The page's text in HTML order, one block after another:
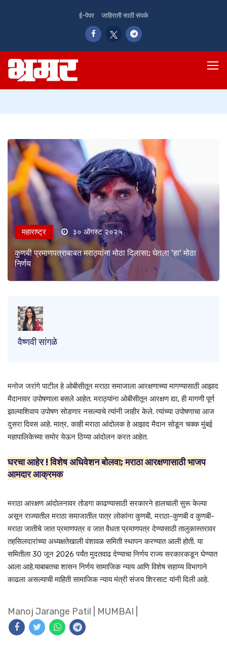
ई-पेपर जाहिराती साठी संपर्क
महाराष्ट्र ३० ऑगस्ट २०२५
कुणबी प्रमाणपत्राबाबत मराठ्यांना मोठा दिलासा; घेतला 'हा' मोठा
निर्णय
वैष्णवी सांगळे
मनोज जरांगे पाटील हे ओबीसीतून मराठा समाजाला आरक्षणाच्या मागण्यासाठी आझाद
मैदानावर उपोषणाला बसले आहेत. मराठ्यांना ओबीसीतून आरक्षण द्या, ही मागणी पूर्ण
झाल्याशिवाय उपोषण सोडणार नसल्याचे त्यांनी जाहीर केले. त्यांच्या उपोषणाचा आज
दुसरा दिवस आहे. मात्र, काही मराठा आंदोलक हे आझाद मैदान सोडून चक्क मुंबई
महापालिकेच्या समोर येऊन ठिय्या आंदोलन करत आहेत.
घरचा आहेर ! विशेष अधिवेशन बोलवा; मराठा आरक्षणासाठी भाजप
आमदार आक्रमक
मराठा आरक्षण आंदोलनावर तोडगा काढण्यासाठी सरकारने हालचाली सुरू केल्या
असून राज्यातील मराठा समाजातील पात्र लोकांना कुणबी, मराठा-कुणबी व कुणबी-
मराठा जातीचे जात प्रमाणपत्र व जात वैधता प्रमाणपत्र देण्यासाठी तालुकास्तरावर
तहसिलदारांच्या अध्यक्षतेखाली वंशावळ समिती स्थापन करण्यात आली होती. या
समितीला 30 जून 2026 पर्यंत मुदतवाढ देण्याचा निर्णय राज्य सरकारकडून घेण्यात
आला आहे.याबाबतचा शासन निर्णय सामाजिक न्याय आणि विशेष सहाय्य विभागाने
काढला असल्याची माहिती सामाजिक न्याय मंत्री संजय शिरसाट यांनी दिली आहे.
Manoj Jarange Patil MUMBAI